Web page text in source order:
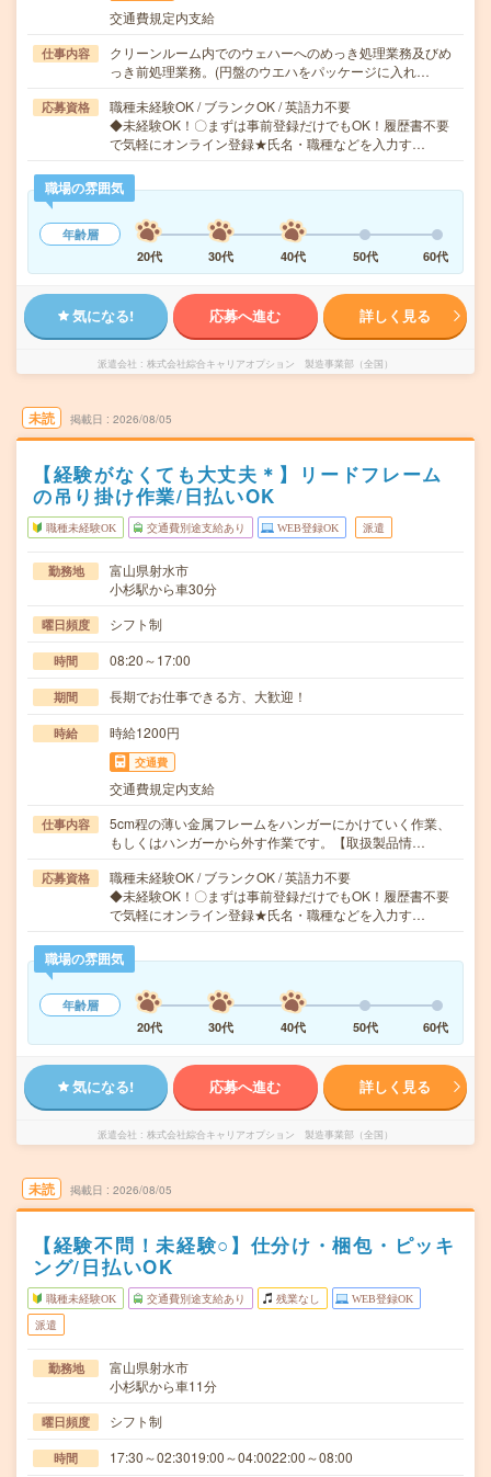
交通費規定内支給
仕事内容
クリーンルーム内でのウェハーへのめっき処理業務及びめ
っき前処理業務。(円盤のウエハをパッケージに入れ…
応募資格
職種未経験OK / ブランクOK / 英語力不要
◆未経験OK！〇まずは事前登録だけでもOK！履歴書不要
で気軽にオンライン登録★氏名・職種などを入力す…
職場の雰囲気
年齢層
20代
30代 40代 50代 60代
気になる! 応募へ進む 詳しく見る
派遣会社 株式会社綜合キャリアオプション 製造事業部（全国）
未読 掲載日 2026/08/05
【経験がなくても大丈夫＊】リードフレーム
の吊り掛け作業/日払いOK
職種未経験OK 交通費別途支給あり WEB登録OK 派遣
勤務地
富山県射水市
小杉駅から車30分
曜日頻度 シフト制
時間 08:20～17:00
期間 長期でお仕事できる方、大歓迎！
時給 時給1200円
交通費
交通費規定内支給
仕事内容
5cm程の薄い金属フレームをハンガーにかけていく作業、
もしくはハンガーから外す作業です。【取扱製品情…
応募資格
職種未経験OK / ブランクOK / 英語力不要
◆未経験OK！〇まずは事前登録だけでもOK！履歴書不要
で気軽にオンライン登録★氏名・職種などを入力す…
職場の雰囲気
年齢層
20代
30代 40代 50代 60代
気になる! 応募へ進む 詳しく見る
派遣会社 株式会社綜合キャリアオプション 製造事業部（全国）
未読 掲載日 2026/08/05
【経験不問！未経験○】仕分け・梱包・ピッキ
ング/日払いOK
職種未経験OK 交通費別途支給あり 残業なし WEB登録OK
派遣
勤務地
富山県射水市
小杉駅から車11分
曜日頻度 シフト制
時間 17:30～02:3019:00～04:0022:00～08:00